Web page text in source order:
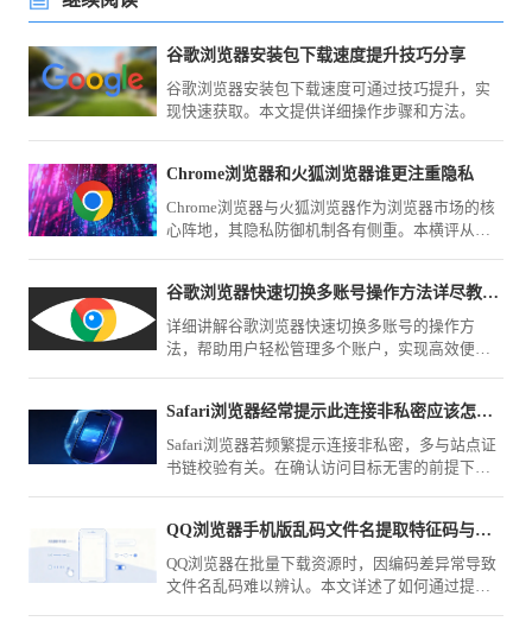
谷歌浏览器安装包下载速度提升技巧分享
谷歌浏览器安装包下载速度可通过技巧提升，实
现快速获取。本文提供详细操作步骤和方法。
Chrome浏览器和火狐浏览器谁更注重隐私
Chrome浏览器与火狐浏览器作为浏览器市场的核
心阵地，其隐私防御机制各有侧重。本横评从数
谷歌浏览器快速切换多账号操作方法详尽教程完整分享
详细讲解谷歌浏览器快速切换多账号的操作方
法，帮助用户轻松管理多个账户，实现高效便捷
Safari浏览器经常提示此连接非私密应该怎么强制进入
Safari浏览器若频繁提示连接非私密，多与站点证
书链校验有关。在确认访问目标无害的前提下，
QQ浏览器手机版乱码文件名提取特征码与批量转码技巧
QQ浏览器在批量下载资源时，因编码差异常导致
文件名乱码难以辨认。本文详述了如何通过提取